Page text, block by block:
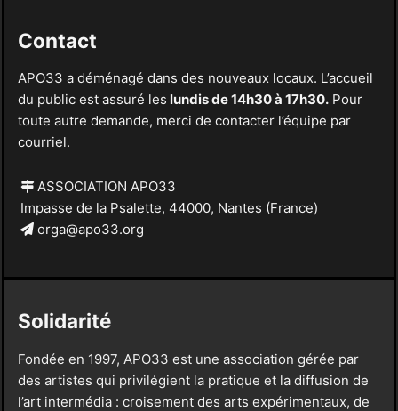
Contact
APO33 a déménagé dans des nouveaux locaux. L’accueil
du public est assuré les lundis de 14h30 à 17h30.Pour
toute autre demande, merci de contacter l’équipe par
courriel.
ASSOCIATION APO33
Impasse de la Psalette, 44000, Nantes (France)
orga@apo33.org
Solidarité
Fondée en 1997, APO33 est une association gérée par
des artistes qui privilégient la pratique et la diffusion de
l’art intermédia : croisement des arts expérimentaux, de